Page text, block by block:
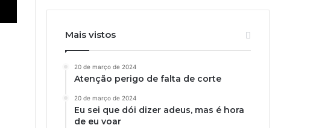
Mais vistos
20 de março de 2024
Atenção perigo de falta de corte
20 de março de 2024
Eu sei que dói dizer adeus, mas é hora
de eu voar